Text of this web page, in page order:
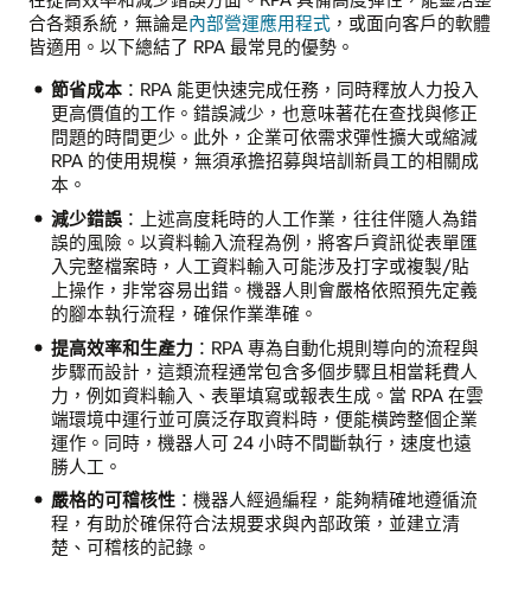
合各類系統，無論是內部營運應用程式 ，或面向客戶的軟體
皆適用。以下總結了 RPA 最常見的優勢。
節省成本：RPA 能更快速完成任務，同時釋放人力投入
更高價值的工作。錯誤減少，也意味著花在查找與修正
問題的時間更少。此外，企業可依需求彈性擴大或縮減
RPA 的使用規模，無須承擔招募與培訓新員工的相關成
本。
減少錯誤：上述高度耗時的人工作業，往往伴隨人為錯
誤的風險。以資料輸入流程為例，將客戶資訊從表單匯
入完整檔案時，人工資料輸入可能涉及打字或複製/貼
上操作，非常容易出錯。機器人則會嚴格依照預先定義
的腳本執行流程，確保作業準確。
提高效率和生產力 ：RPA 專為自動化規則導向的流程與
步驟而設計，這類流程通常包含多個步驟且相當耗費人
力，例如資料輸入、表單填寫或報表生成。當 RPA 在雲
端環境中運行並可廣泛存取資料時，便能橫跨整個企業
運作。同時，機器人可 24 小時不間斷執行，速度也遠
勝人工。
嚴格的可稽核性：機器人經過編程，能夠精確地遵循流
程，有助於確保符合法規要求與內部政策，並建立清
楚、可稽核的記錄。